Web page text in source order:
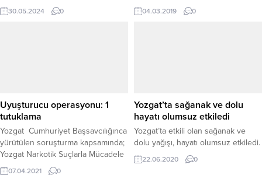
Sosyal Hizmetler İl Müdürlüğü
Sevgi Evleri'nde kalan çocukların
30.05.2024 0
bahar dönemiyle birlikte her hafta
düzenlediği Cuma Sohbetleri
04.03.2019 0
Uyuşturucu operasyonu: 1
tutuklama
Yozgat Cumhuriyet Başsavcılığınca
yürütülen soruşturma kapsamında;
Yozgat Narkotik Suçlarla Mücadele
Şube Müdürlüğü ekipleri
07.04.2021 0
Yozgat’ta sağanak ve dolu
hayatı olumsuz etkiledi
Yozgat’ta etkili olan sağanak ve
dolu yağışı, hayatı olumsuz etkiledi.
22.06.2020 0